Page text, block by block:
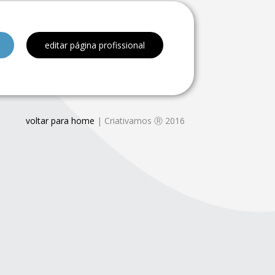
editar página profissional
voltar para home | Criativamos Ⓡ 2016